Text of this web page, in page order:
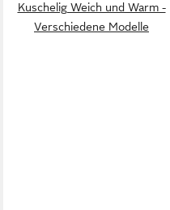
Kuschelig Weich und Warm -
Verschiedene Modelle